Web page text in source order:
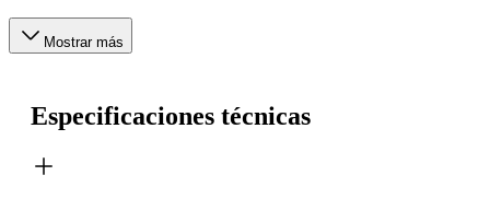
Mostrar más
Especificaciones técnicas